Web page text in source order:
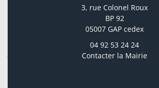
3, rue Colonel Roux
BP 92
05007 GAP cedex
04 92 53 24 24
Contacter la Mairie